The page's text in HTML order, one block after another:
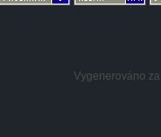
Vygenerováno